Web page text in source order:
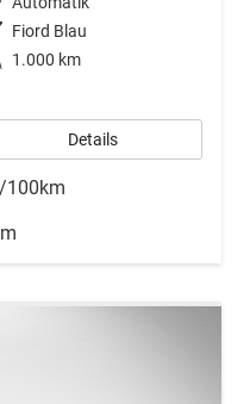
Fiord Blau
1.000 km
Details
100km